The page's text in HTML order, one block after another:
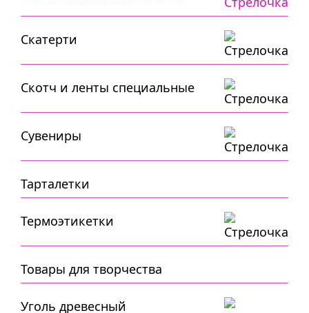
Скатерти
Скотч и ленты специальные
Сувениры
Тарталетки
Термоэтикетки
Товары для творчества
Уголь древесный